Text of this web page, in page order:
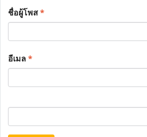
ชื่อผู้โพส*
อีเมล*